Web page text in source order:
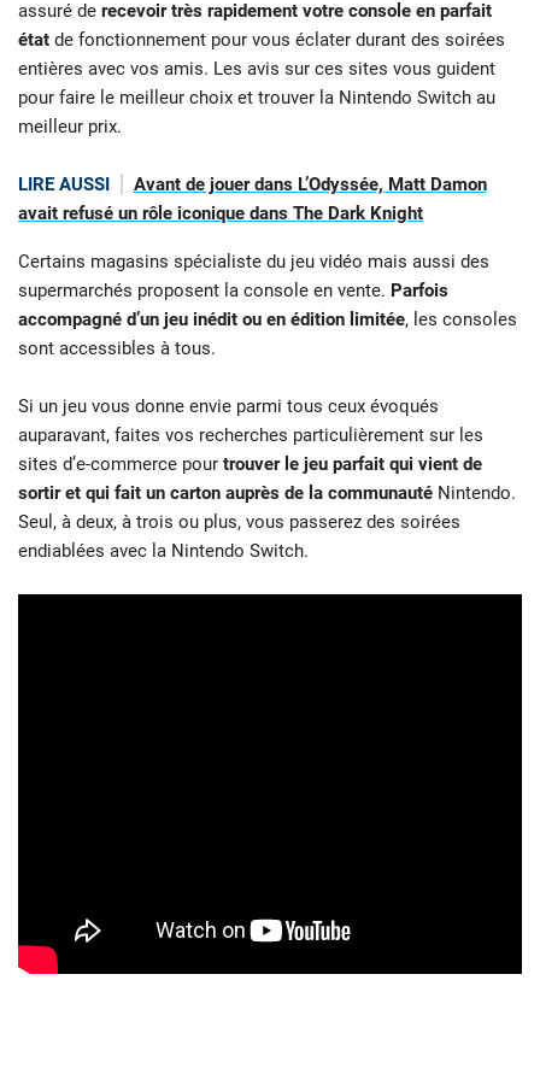
assuré de recevoir très rapidement votre console en parfait
état de fonctionnement pour vous éclater durant des soirées
entières avec vos amis. Les avis sur ces sites vous guident
pour faire le meilleur choix et trouver la Nintendo Switch au
meilleur prix.
LIRE AUSSI
Avant de jouer dans L’Odyssée, Matt Damon
avait refusé un rôle iconique dans The Dark Knight
Certains magasins spécialiste du jeu vidéo mais aussi des
supermarchés proposent la console en vente. Parfois
accompagné d’un jeu inédit ou en édition limitée, les consoles
sont accessibles à tous.
Si un jeu vous donne envie parmi tous ceux évoqués
auparavant, faites vos recherches particulièrement sur les
sites d’e-commerce pour trouver le jeu parfait qui vient de
sortir et qui fait un carton auprès de la communauté Nintendo.
Seul, à deux, à trois ou plus, vous passerez des soirées
endiablées avec la Nintendo Switch.